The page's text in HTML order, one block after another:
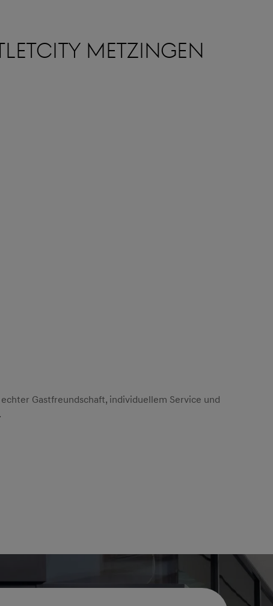
METZINGEN
Gastfreundschaft, individuellem Service und